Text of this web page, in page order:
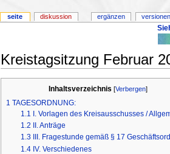
Kreistagsitzung Februar
Inhaltsverzeichnis [Verbergen]
1 TAGESORDNUNG:
1.1 I. Vorlagen des Kreisausschusses /
1.2
II. Anträge
1.3
III. Fragestunde gemäß § 17
1.4 IV. Verschiedenes
seite diskussion ergänzen